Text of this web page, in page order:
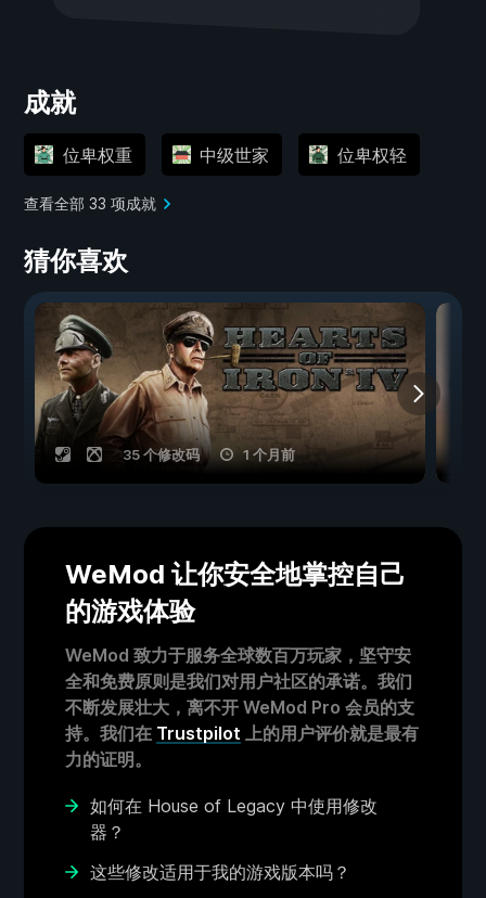
成就
位卑权重 中级世家 位卑权轻
查看全部 33 项成就
猜你喜欢
35 个修改码 1 个月前
WeMod 让你安全地掌控自己
的游戏体验
WeMod 致力于服务全球数百万玩家，坚守安
全和免费原则是我们对用户社区的承诺。我们
不断发展壮大，离不开 WeMod Pro 会员的支
持。我们在 Trustpilot 上的用户评价就是最有
力的证明。
如何在 House of Legacy 中使用修改
器？
这些修改适用于我的游戏版本吗？